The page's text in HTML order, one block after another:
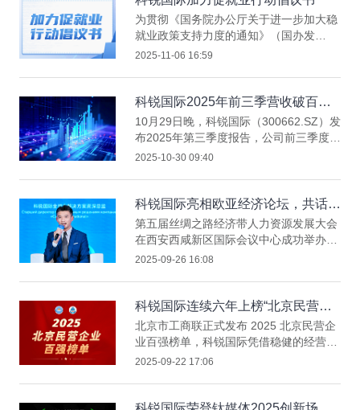
平台。
为贯彻《国务院办公厅关于进一步加大稳
就业政策支持力度的通知》（国办发
〔2025〕25号），充分发挥人力资源服
务机构加力促就业行动。
2025-11-06 16:59
科锐国际2025年前三季营收破百
亿，归母净利润同比增长62.46%
10月29日晚，科锐国际（300662.SZ）发
布2025年第三季度报告，公司前三季度业
绩再创新高，实现营业收入107.55亿元，
62.46%；实现归属于上市公司股东的扣
除非经常性损益的净利润1.57亿元，同比
增长40.20%，盈利能力持续优化。
2025-10-30 09:40
科锐国际亮相欧亚经济论坛，共话AI
时代人力资源全球化新路径
第五届丝绸之路经济带人力资源发展大会
在西安西咸新区国际会议中心成功举办，
大会以“智汇丝路：AI赋能·开放共赢·服务
业，以及哈萨克斯坦、吉尔吉斯斯坦、乌
兹别克斯坦等国的政府代表齐聚一堂，共
商区域人力资源开发与合作新路径。
2025-09-26 16:08
科锐国际连续六年上榜“北京民营企
业百强” 排名跃升至51位
北京市工商联正式发布 2025 北京民营企
业百强榜单，科锐国际凭借稳健的经营实
力与高质量发展态势，实现连续六年上榜
2025-09-22 17:06